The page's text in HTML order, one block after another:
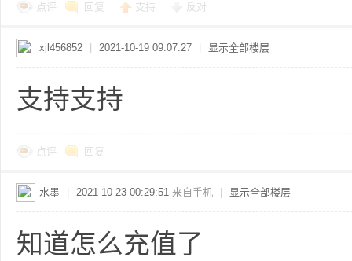
点评 回复 支持 反对
xjl456852 2021-10-19 09:07:27 显示全部楼层
支持支持
点评 回复
水墨 2021-10-23 00:29:51 来自手机 显示全部楼层
知道怎么充值了